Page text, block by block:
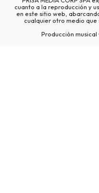
cuanto a la reproducción y
en este sitio web,
cualquier otro medio que
Producción musical